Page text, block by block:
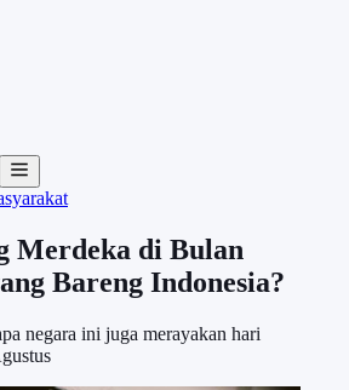
Merdeka di Bulan
Bareng Indonesia?
negara ini juga merayakan hari